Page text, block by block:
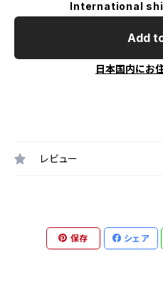
International
Add
日本国内にお
レビュー
保存 シェア